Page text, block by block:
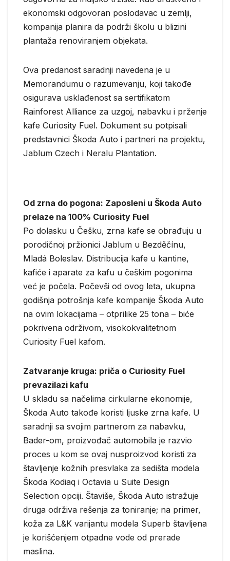
ekonomski odgovoran poslodavac u zemlji,
kompanija planira da podrži školu u blizini
plantaža renoviranjem objekata.
Ova predanost saradnji navedena je u
Memorandumu o razumevanju, koji takođe
osigurava usklađenost sa sertifikatom
Rainforest Alliance za uzgoj, nabavku i prženje
kafe Curiosity Fuel. Dokument su potpisali
predstavnici Škoda Auto i partneri na projektu,
Jablum Czech i Neralu Plantation.
Od zrna do pogona: Zaposleni u Škoda Auto
prelaze na 100% Curiosity Fuel
Po dolasku u Češku, zrna kafe se obrađuju u
porodičnoj pržionici Jablum u Bezděčínu,
Mladá Boleslav. Distribucija kafe u kantine,
kafiće i aparate za kafu u češkim pogonima
već je počela. Počevši od ovog leta, ukupna
godišnja potrošnja kafe kompanije Škoda Auto
na ovim lokacijama – otprilike 25 tona – biće
pokrivena održivom, visokokvalitetnom
Curiosity Fuel kafom.
Zatvaranje kruga: priča o Curiosity Fuel
prevazilazi kafu
U skladu sa načelima cirkularne ekonomije,
Škoda Auto takođe koristi ljuske zrna kafe. U
saradnji sa svojim partnerom za nabavku,
Bader-om, proizvođač automobila je razvio
proces u kom se ovaj nusproizvod koristi za
štavljenje kožnih presvlaka za sedišta modela
Škoda Kodiaq i Octavia u Suite Design
Selection opciji. Štaviše, Škoda Auto istražuje
druga održiva rešenja za toniranje; na primer,
koža za L&K varijantu modela Superb štavljena
je korišćenjem otpadne vode od prerade
maslina.